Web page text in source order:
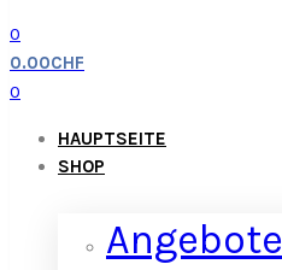
0
0.00CHF
0
HAUPTSEITE
SHOP
Angebote